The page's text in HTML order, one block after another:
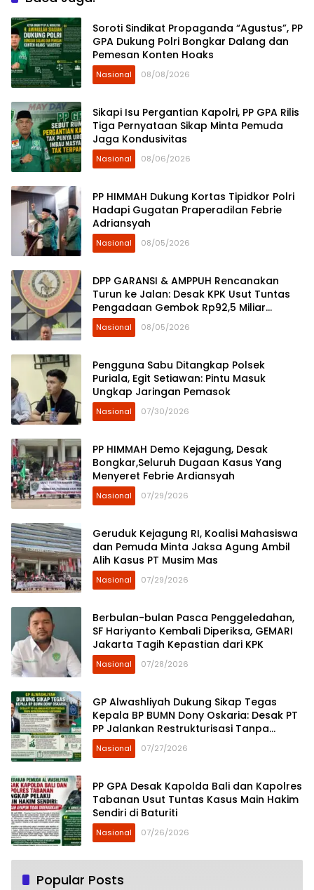
Soroti Sindikat Propaganda “Agustus”, PP
GPA Dukung Polri Bongkar Dalang dan
Pemesan Konten Hoaks
Nasional 08/08/2026
Sikapi Isu Pergantian Kapolri, PP GPA Rilis
Tiga Pernyataan Sikap Minta Pemuda
Jaga Kondusivitas
Nasional 08/06/2026
PP HIMMAH Dukung Kortas Tipidkor Polri
Hadapi Gugatan Praperadilan Febrie
Adriansyah
Nasional 08/05/2026
DPP GARANSI & AMPPUH Rencanakan
Turun ke Jalan: Desak KPK Usut Tuntas
Pengadaan Gembok Rp92,5 Miliar
Ditjenpas
Nasional 08/05/2026
Pengguna Sabu Ditangkap Polsek
Puriala, Egit Setiawan: Pintu Masuk
Ungkap Jaringan Pemasok
Nasional 07/30/2026
PP HIMMAH Demo Kejagung, Desak
Bongkar,Seluruh Dugaan Kasus Yang
Menyeret Febrie Ardiansyah
Nasional 07/29/2026
Geruduk Kejagung RI, Koalisi Mahasiswa
dan Pemuda Minta Jaksa Agung Ambil
Alih Kasus PT Musim Mas
Nasional 07/29/2026
Berbulan-bulan Pasca Penggeledahan,
SF Hariyanto Kembali Diperiksa, GEMARI
Jakarta Tagih Kepastian dari KPK
Nasional 07/28/2026
GP Alwashliyah Dukung Sikap Tegas
Kepala BP BUMN Dony Oskaria: Desak PT
PP Jalankan Restrukturisasi Tanpa
Mengorbankan Karyawan
Nasional 07/27/2026
PP GPA Desak Kapolda Bali dan Kapolres
Tabanan Usut Tuntas Kasus Main Hakim
Sendiri di Baturiti
Nasional 07/26/2026
Popular Posts